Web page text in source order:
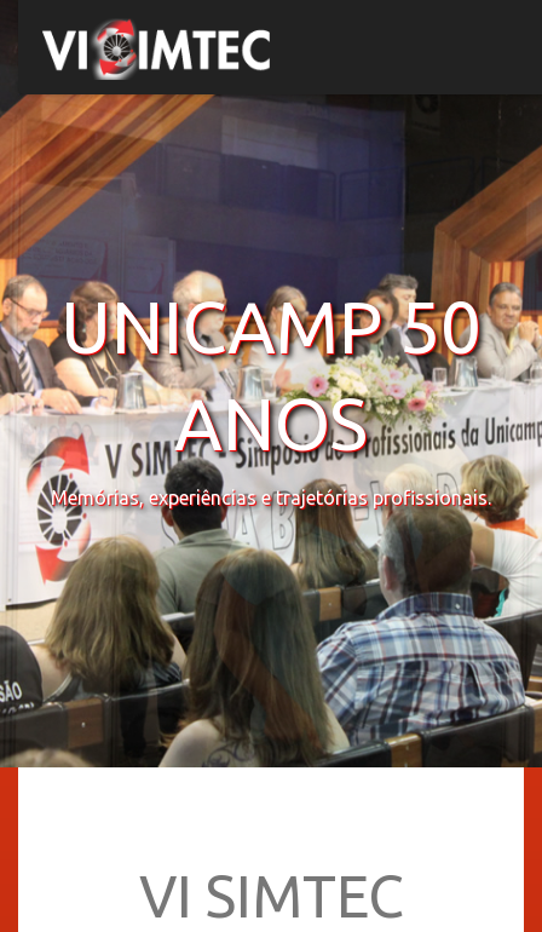
UNICAMP 50
ANOS
Memórias, experiências e trajetórias profissionais.
VI SIMTEC